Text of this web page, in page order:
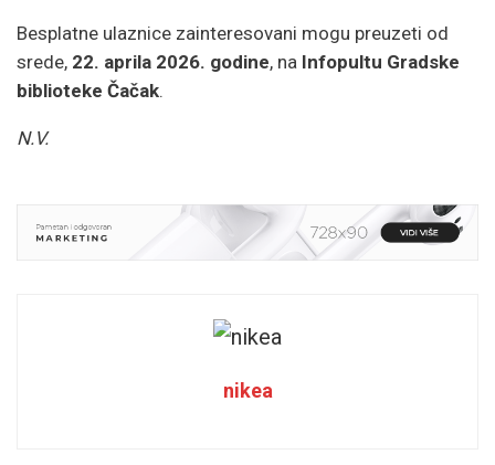
Besplatne ulaznice zainteresovani mogu preuzeti od
srede, 22. aprila 2026. godine, na Infopultu Gradske
biblioteke Čačak.
N.V.
nikea